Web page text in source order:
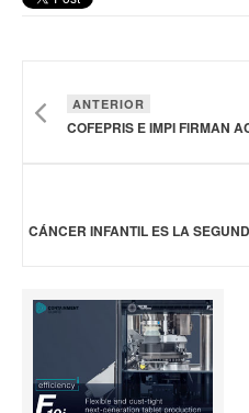
ANTERIOR